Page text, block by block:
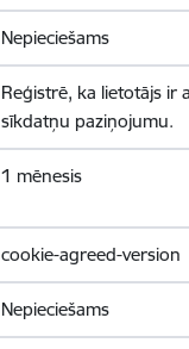
Nepieciešams
Reģistrē, ka lietotājs ir
sīkdatņu paziņojumu.
1 mēnesis
cookie-agreed-version
Nepieciešams